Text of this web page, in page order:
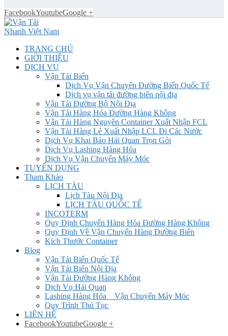
FacebookYoutubeGoogle +
TRANG CHỦ
GIỚI THIỆU
DỊCH VỤ
Vận Tải Biển
Dịch Vụ Vận Chuyển Đường Biển Quốc Tế
Dịch vụ vận tải đường biển nội địa
Vận Tải Đường Bộ Nội Địa
Vận Tải Hàng Hóa Đường Hàng Không
Vận Tải Hàng Nguyên Container Xuất Nhập FCL
Vận Tải Hàng Lẻ Xuất Nhập LCL Đi Các Nước
Dịch Vụ Khai Báo Hải Quan Trọn Gói
Dịch Vụ Lashing Hàng Hóa
Dịch Vụ Vận Chuyển Máy Móc
TUYỂN DỤNG
Tham Khảo
LỊCH TÀU
Lịch Tàu Nội Địa
LỊCH TÀU QUỐC TẾ
INCOTERM
Quy Định Chuyển Hàng Hóa Đường Hàng Không
Quy Định Về Vận Chuyển Hàng Đường Biển
Kích Thước Container
Blog
Vận Tải Biển Quốc Tế
Vận Tải Biển Nội Địa
Vận Tải Đường Hàng Không
Dịch Vụ Hải Quan
Lashing Hàng Hóa _ Vận Chuyển Máy Móc
Quy Trình Thủ Tục
LIÊN HỆ
FacebookYoutubeGoogle +